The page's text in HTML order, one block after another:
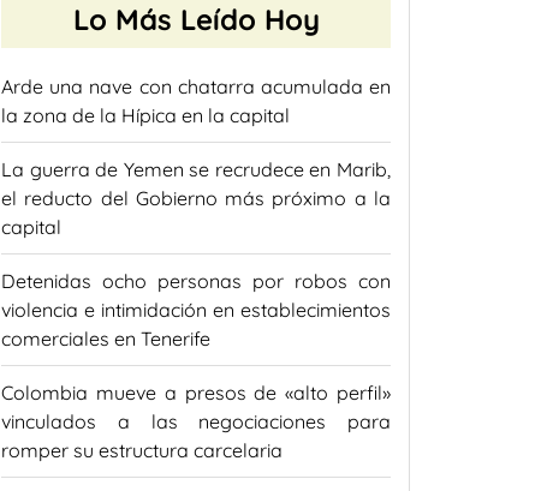
Lo Más Leído Hoy
Arde una nave con chatarra acumulada en
la zona de la Hípica en la capital
La guerra de Yemen se recrudece en Marib,
el reducto del Gobierno más próximo a la
capital
Detenidas ocho personas por robos con
violencia e intimidación en establecimientos
comerciales en Tenerife
Colombia mueve a presos de «alto perfil»
vinculados a las negociaciones para
romper su estructura carcelaria